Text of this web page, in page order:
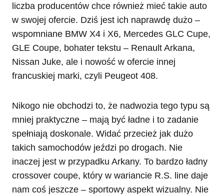
liczba producentów chce również mieć takie auto
w swojej ofercie. Dziś jest ich naprawdę dużo –
wspomniane BMW X4 i X6, Mercedes GLC Cupe,
GLE Coupe, bohater tekstu – Renault Arkana,
Nissan Juke, ale i nowość w ofercie innej
francuskiej marki, czyli Peugeot 408.
Nikogo nie obchodzi to, że nadwozia tego typu są
mniej praktyczne – mają być ładne i to zadanie
spełniają doskonale. Widać przecież jak dużo
takich samochodów jeździ po drogach. Nie
inaczej jest w przypadku Arkany. To bardzo ładny
crossover coupe, który w wariancie R.S. line daje
nam coś jeszcze – sportowy aspekt wizualny. Nie